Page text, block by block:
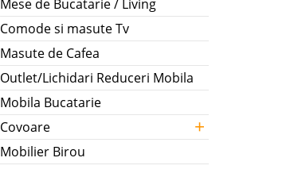
Mese de Bucatarie / Living
Comode si masute Tv
Masute de Cafea
Outlet/Lichidari Reduceri Mobila
Mobila Bucatarie
Covoare
+
Mobilier Birou